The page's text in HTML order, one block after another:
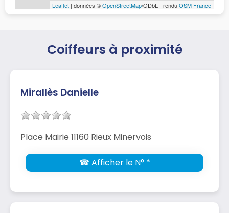
Leaflet | données ©OpenStreetMap/ODbL - renduOSM France
Coiffeurs à proximité
Mirallès Danielle
Place Mairie 11160 Rieux Minervois
☎ Afficher le N° *